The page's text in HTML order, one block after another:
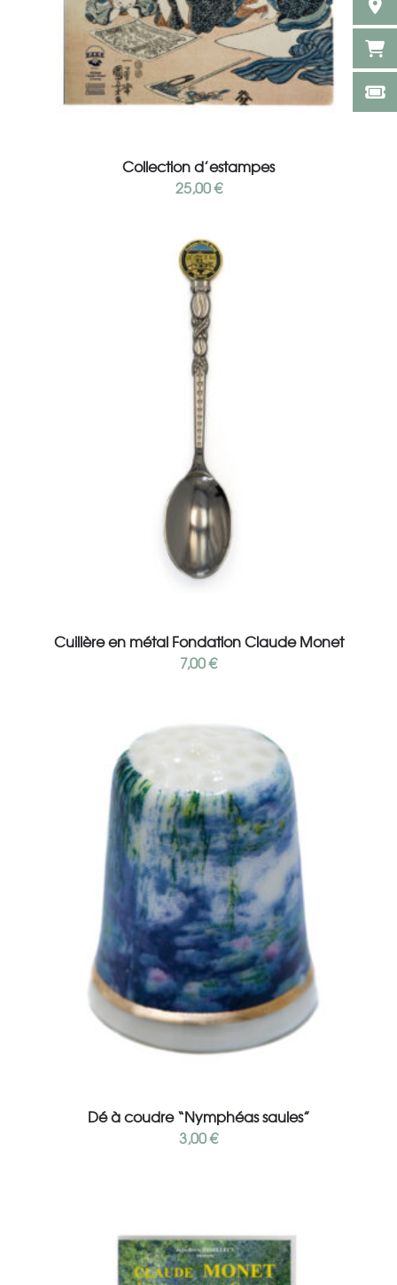
Collection d’estampes
25,00€
Cuillère en métal Fondation Claude Monet
7,00€
Dé à coudre “Nymphéas saules”
3,00€